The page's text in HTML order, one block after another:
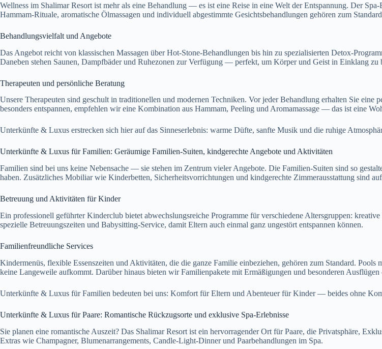
Wellness im Shalimar Resort ist mehr als eine Behandlung — es ist eine Reise in eine Welt der Entspannung. Der
Hammam-Rituale, aromatische Ölmassagen und individuell abgestimmte Gesichtsbehandlungen gehören zum
Behandlungsvielfalt und Angebote
Das Angebot reicht von klassischen Massagen über Hot-Stone-Behandlungen bis hin zu spezialisierten Detox-
Daneben stehen Saunen, Dampfbäder und Ruhezonen zur Verfügung — perfekt, um Körper und Geist in Einklang zu
Therapeuten und persönliche Beratung
Unsere Therapeuten sind geschult in traditionellen und modernen Techniken. Vor jeder Behandlung erhalten Sie
besonders entspannen, empfehlen wir eine Kombination aus Hammam, Peeling und Aromamassage — das ist eine
Unterkünfte & Luxus erstrecken sich hier auf das Sinneserlebnis: warme Düfte, sanfte Musik und die ruhige
Unterkünfte & Luxus für Familien: Geräumige Familien-Suiten, kindgerechte Angebote und Aktivitäten
Familien sind bei uns keine Nebensache — sie stehen im Zentrum vieler Angebote. Die Familien-Suiten sind so
haben. Zusätzliches Mobiliar wie Kinderbetten, Sicherheitsvorrichtungen und kindgerechte Zimmerausstattung sind
Betreuung und Aktivitäten für Kinder
Ein professionell geführter Kinderclub bietet abwechslungsreiche Programme für verschiedene Altersgruppen:
spezielle Betreuungszeiten und Babysitting-Service, damit Eltern auch einmal ganz ungestört entspannen können.
Familienfreundliche Services
Kindermenüs, flexible Essenszeiten und Aktivitäten, die die ganze Familie einbeziehen, gehören zum Standard.
keine Langeweile aufkommt. Darüber hinaus bieten wir Familienpakete mit Ermäßigungen und besonderen
Unterkünfte & Luxus für Familien bedeuten bei uns: Komfort für Eltern und Abenteuer für Kinder — beides ohne
Unterkünfte & Luxus für Paare: Romantische Rückzugsorte und exklusive Spa-Erlebnisse
Sie planen eine romantische Auszeit? Das Shalimar Resort ist ein hervorragender Ort für Paare, die Privatsphäre,
Extras wie Champagner, Blumenarrangements, Candle-Light-Dinner und Paarbehandlungen im Spa.